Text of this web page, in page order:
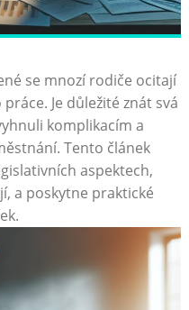
se mnozí rodiče ocitají
Je důležité⁣ znát⁣ svá
komplikacím a
Tento článek⁣
aspektech,
a poskytne ​praktické